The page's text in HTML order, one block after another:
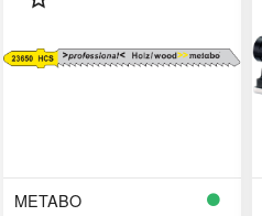
METABO